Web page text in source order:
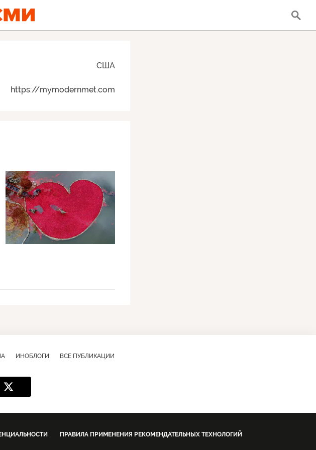
США
https://mymodernmet.com
ИНОБЛОГИ ВСЕ ПУБЛИКАЦИИ
ПРАВИЛА ПРИМЕНЕНИЯ РЕКОМЕНДАТЕЛЬНЫХ ТЕХНОЛОГИЙ